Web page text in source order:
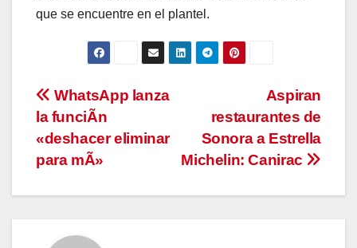
que se encuentre en el plantel.
Navegación
de
entradas
Aspiran
restaurantes de
Sonora a Estrella
Michelin: Canirac
WhatsApp lanza
la funciÃn
«deshacer eliminar
para mÃ»